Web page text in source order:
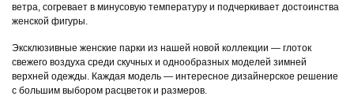
ветра, согревает в минусовую температуру и подчеркивает достоинства
женской фигуры.
Эксклюзивные женские парки из нашей новой коллекции — глоток
свежего воздуха среди скучных и однообразных моделей зимней
верхней одежды. Каждая модель — интересное дизайнерское решение
с большим выбором расцветок и размеров.